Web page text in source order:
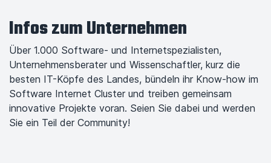
Infos zum Unternehmen
Über 1.000 Software- und Internetspezialisten,
Unternehmensberater und Wissenschaftler, kurz die
besten IT-Köpfe des Landes, bündeln ihr Know-how im
Software Internet Cluster und treiben gemeinsam
innovative Projekte voran. Seien Sie dabei und werden
Sie ein Teil der Community!